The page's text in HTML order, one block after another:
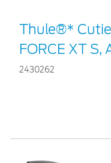
Thule®*
FORCE XT
2430262